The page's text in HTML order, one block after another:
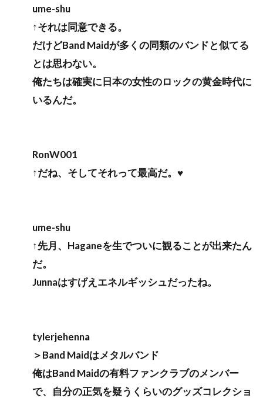
ume-shu
↑それは同意できる。
だけどBand Maidが多くの同類のバンドと似てる
とは思わない。
俺たちは確実に日本の女性のロックの黄金時代に
いるんだ。
RonW001
↑だね、そしてそれって最高だ。♥
ume-shu
↑先月、Haganeを生でついに観ることが出来たん
だ。
Junnaはすげえエネルギッシュだったね。
tylerjehenna
＞Band Maidはメタルバンド
俺はBand Maidの有料ファンクラブのメンバー
で、自分の正気を疑うくらいのグッズコレクショ